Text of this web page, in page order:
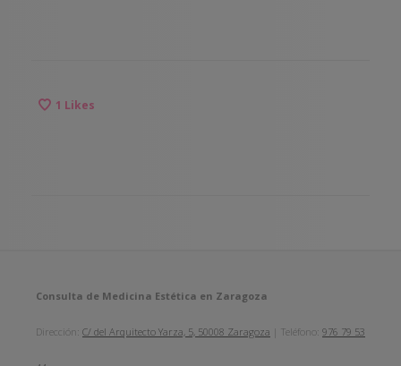
1 Likes
Consulta de Medicina Estética en Zaragoza
Dirección: C/ del Arquitecto Yarza, 5, 50008 Zaragoza | Teléfono: 976 79 53